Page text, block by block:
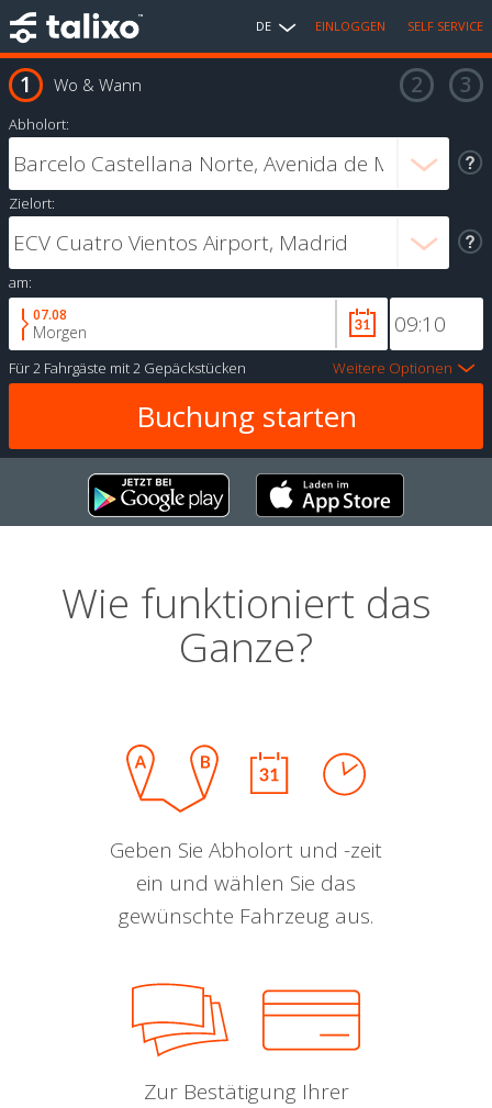
DE EINLOGGEN SELF SERVICE
Wo & Wann
Abholort:
Zielort:
am:
07.08
Morgen
Für2 Fahrgäste mit2 Gepäckstücken Weitere Optionen
Wie funktioniert das
Ganze?
Geben Sie Abholort und -zeit
ein und wählen Sie das
gewünschte Fahrzeug aus.
Zur Bestätigung Ihrer